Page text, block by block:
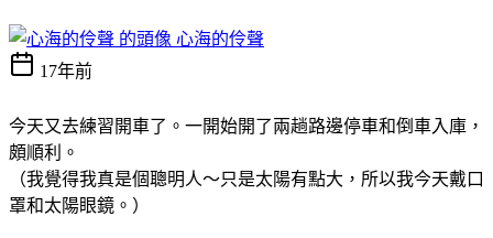
心海的伶聲
17年前
今天又去練習開車了。一開始開了兩趟路邊停車和倒車入庫，
頗順利。
（我覺得我真是個聰明人～只是太陽有點大，所以我今天戴口
罩和太陽眼鏡。）